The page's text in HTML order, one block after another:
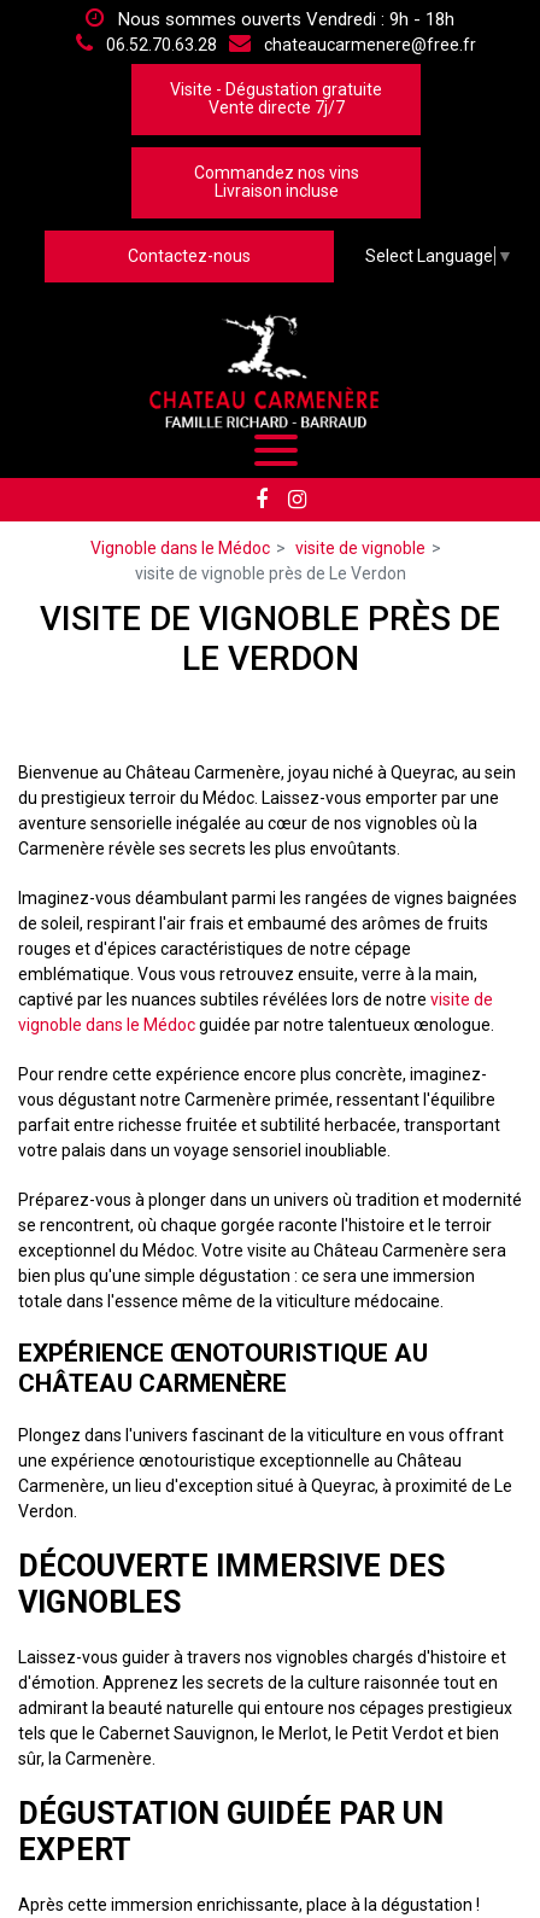
Nous sommes ouverts Vendredi : 9h - 18h
06.52.70.63.28 chateaucarmenere@free.fr
Visite - Dégustation gratuite
Vente directe 7j/7
Commandez nos vins
Livraison incluse
Contactez-nous Select Language ▼
Vignoble dans le Médoc
visite de vignoble
visite de vignoble près de Le Verdon
VISITE DE VIGNOBLE PRÈS DE
LE VERDON
Bienvenue au Château Carmenère, joyau niché à Queyrac, au sein
du prestigieux terroir du Médoc. Laissez-vous emporter par une
aventure sensorielle inégalée au cœur de nos vignobles où la
Carmenère révèle ses secrets les plus envoûtants.
Imaginez-vous déambulant parmi les rangées de vignes baignées
de soleil, respirant l'air frais et embaumé des arômes de fruits
rouges et d'épices caractéristiques de notre cépage
emblématique. Vous vous retrouvez ensuite, verre à la main,
captivé par les nuances subtiles révélées lors de notre visite de
vignoble dans le Médocguidée par notre talentueux œnologue.
Pour rendre cette expérience encore plus concrète, imaginez-
vous dégustant notre Carmenère primée, ressentant l'équilibre
parfait entre richesse fruitée et subtilité herbacée, transportant
votre palais dans un voyage sensoriel inoubliable.
Préparez-vous à plonger dans un univers où tradition et modernité
se rencontrent, où chaque gorgée raconte l'histoire et le terroir
exceptionnel du Médoc. Votre visite au Château Carmenère sera
bien plus qu'une simple dégustation : ce sera une immersion
totale dans l'essence même de la viticulture médocaine.
EXPÉRIENCE ŒNOTOURISTIQUE AU
CHÂTEAU CARMENÈRE
Plongez dans l'univers fascinant de la viticulture en vous offrant
une expérience œnotouristique exceptionnelle au Château
Carmenère, un lieu d'exception situé à Queyrac, à proximité de Le
Verdon.
DÉCOUVERTE IMMERSIVE DES
VIGNOBLES
Laissez-vous guider à travers nos vignobles chargés d'histoire et
d'émotion. Apprenez les secrets de la culture raisonnée tout en
admirant la beauté naturelle qui entoure nos cépages prestigieux
tels que le Cabernet Sauvignon, le Merlot, le Petit Verdot et bien
sûr, la Carmenère.
DÉGUSTATION GUIDÉE PAR UN
EXPERT
Après cette immersion enrichissante, place à la dégustation !
Panneau de gestion des cookies